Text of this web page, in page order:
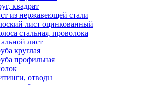
квадрат
из нержавеющей стали
лист оцинкованный
стальная, проволока
лист
круглая
профильная
отводы